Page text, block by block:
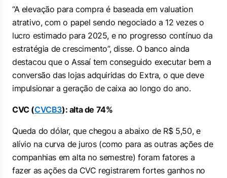
“A elevação para compra é baseada em valuation
atrativo, com o papel sendo negociado a 12 vezes o
lucro estimado para 2025, e no progresso contínuo da
estratégia de crescimento”, disse. O banco ainda
destacou que o Assaí tem conseguido executar bem a
conversão das lojas adquiridas do Extra, o que deve
impulsionar a geração de caixa ao longo do ano.
CVC (CVCB3): alta de 74%
Queda do dólar, que chegou a abaixo de R$ 5,50, e
alívio na curva de juros (como para as outras ações de
companhias em alta no semestre) foram fatores a
fazer as ações da CVC registrarem fortes ganhos no